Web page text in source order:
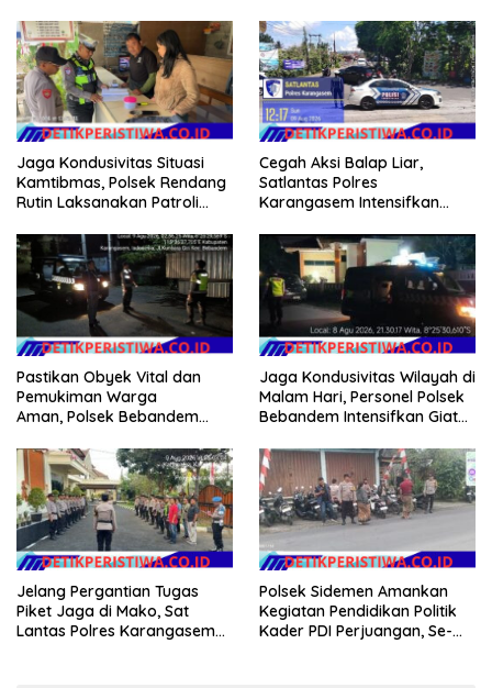
Bersih Pantai
Jaga Kondusivitas Situasi
Kamtibmas, Polsek Rendang
Rutin Laksanakan Patroli
Cegah Aksi Balap Liar,
Satlantas Polres
Karangasem Intensifkan
Seraya
Pastikan Obyek Vital dan
Pemukiman Warga
Aman, Polsek Bebandem
pada Dini Hari
Jaga Kondusivitas Wilayah di
Malam Hari, Personel Polsek
Bebandem Intensifkan Giat
Jelang Pergantian Tugas
Piket Jaga di Mako, Sat
Lantas Polres Karangasem
Polsek Sidemen Amankan
Kegiatan Pendidikan Politik
Kader PDI Perjuangan, Se-